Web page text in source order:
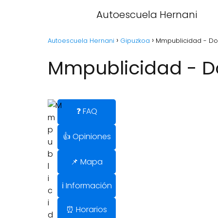
Autoescuela Hernani
Autoescuela Hernani Gipuzkoa Mmpublicidad -
Mmpublicidad -
❓ FAQ
👍 Opiniones
📌 Mapa
ℹ️ Información
⏰ Horarios